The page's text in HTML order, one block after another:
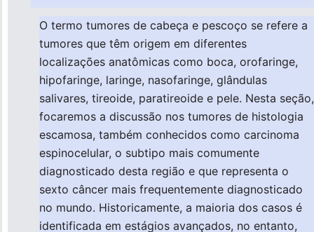
O termo tumores de cabeça e pescoço se refere a
tumores que têm origem em diferentes
localizações anatômicas como boca, orofaringe,
hipofaringe, laringe, nasofaringe, glândulas
salivares, tireoide, paratireoide e pele. Nesta seção,
focaremos a discussão nos tumores de histologia
escamosa, também conhecidos como carcinoma
espinocelular, o subtipo mais comumente
diagnosticado desta região e que representa o
sexto câncer mais frequentemente diagnosticado
no mundo. Historicamente, a maioria dos casos é
identificada em estágios avançados, no entanto,